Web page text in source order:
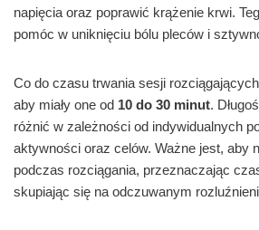
napięcia oraz poprawić krążenie krwi.
pomóc w uniknięciu bólu pleców i
Co do czasu trwania sesji
aby miały one od 10 do 30 minut.
różnić w zależności od indywidualnych
aktywności oraz celów. Ważne jest, aby
podczas rozciągania, przeznaczając
skupiając się na odczuwanym